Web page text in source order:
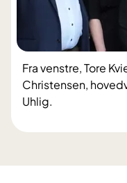
Fra venstre, Tore
Christensen,
Uhlig.